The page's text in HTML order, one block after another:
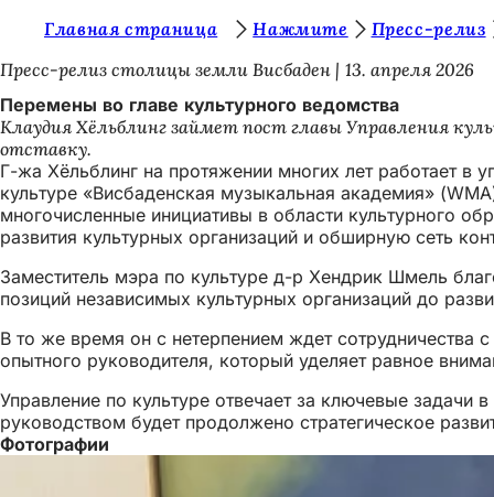
Перейти к содержимому
ы
з
д
е
с
ь
:
Главная страница Нажмите
Пресс-релиз
Пресс-релиз столицы земли Висбаден
13. апреля 2026
Перемены во главе культурного ведомства
Клаудия Хёльблинг займет пост главы Управления
отставку.
Г-жа Хёльблинг на протяжении многих лет работает в
культуре «Висбаденская музыкальная академия»
многочисленные инициативы в области культурного
развития культурных организаций и обширную сеть
Заместитель мэра по культуре д-р Хендрик Шмель
позиций независимых культурных организаций до
В то же время он с нетерпением ждет сотрудничества
опытного руководителя, который уделяет равное
Управление по культуре отвечает за ключевые
руководством будет продолжено стратегическое
Фотографии